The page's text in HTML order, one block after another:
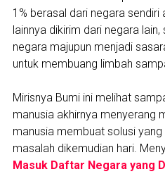
1% berasal dari negara
lainnya dikirim dari negara
negara majupun menjadi
untuk membuang limbah
Mirisnya Bumi ini melihat
manusia akhirnya menyerang
manusia membuat solusi
masalah dikemudian hari.
Masuk Daftar Negara yang